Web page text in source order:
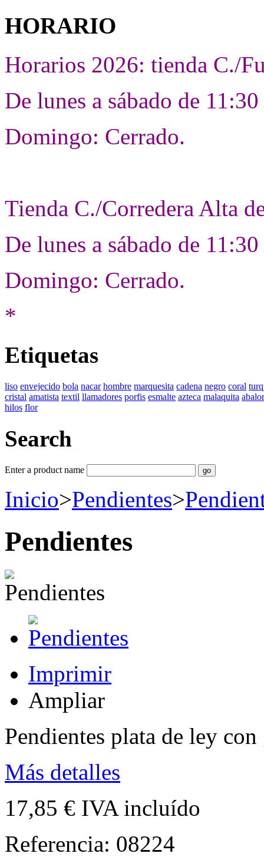
HORARIO
Horarios 2026: tienda C./
De lunes a sábado de
Domingo: Cerrado.
Tienda C./Corredera Alta
De lunes a sábado de
Domingo: Cerrado.
*
Etiquetas
liso envejecido bola nacar hombre marquesita cadena negro coral
cristal amatista textil llamadores porfis esmalte azteca malaquita
hilos flor
Search
Enter a product name
Inicio>Pendientes>
Pendientes
Imprimir
Ampliar
Pendientes plata de ley con
Más detalles
17,85 € IVA incluído
Referencia: 08224